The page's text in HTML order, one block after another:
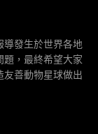
發生於世界各地
題，最終希望大家
友善動物星球做出